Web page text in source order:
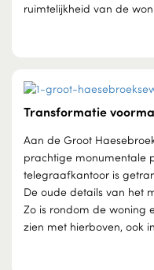
ruimtelijkheid van de
Transformatie
Aan de Groot
prachtige monumentale
telegraafkantoor is
De oude details van het
Zo is rondom de woning
zien met hierboven, ook